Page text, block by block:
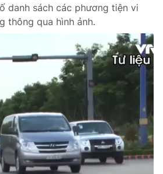
danh sách các phương tiện vi
thông qua hình ảnh.